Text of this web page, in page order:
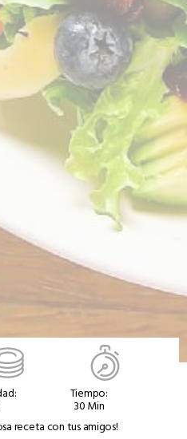
Tiempo:
30 Min
receta con tus amigos!